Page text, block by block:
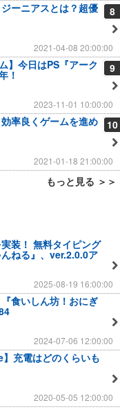
8
ーニアスとは？超優
2021-04-08 20:00:00
9
】今日はPS『アーク
！
2023-11-01 10:00:00
10
率良くゲームを進め
2021-01-18 21:00:00
もっと見る ＞＞
装！ 無料タイピング
ねる』、ver.2.0.0ア
2025-08-19 16:00:00
食いしん坊！おにぎ
2024-07-06 12:00:00
充電はどのくらいも
2020-05-05 12:00:00